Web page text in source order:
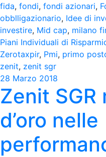
fida, fondi, fondi azionari,
obblligazionario, Idee di
investire, Mid cap, milano
Piani Individuali di
Zerotaxpir, Pmi, primo
zenit, zenit sgr
28 Marzo 2018
Zenit SGR
d’oro nelle